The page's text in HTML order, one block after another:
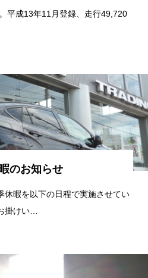
平成13年11月登録、走行49,720
のお知らせ
休暇を以下の日程で実施させてい
掛けい…